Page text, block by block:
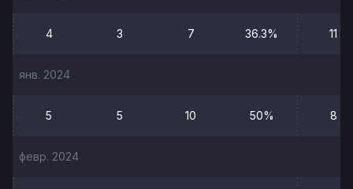
4 3 7 36.3% 11
янв. 2024
5 5 10 50% 8
февр. 2024